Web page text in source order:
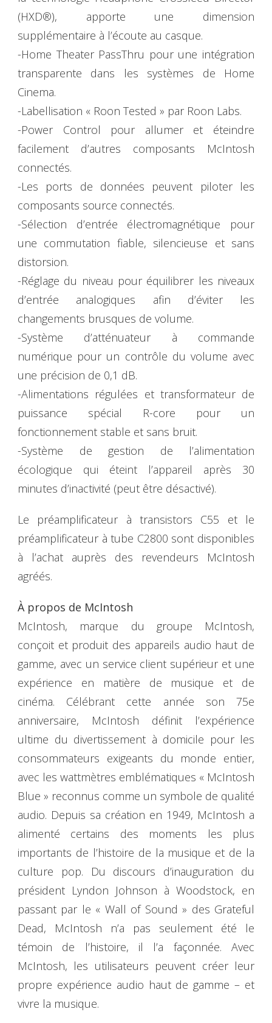
(HXD®), apporte une dimension
supplémentaire à l’écoute au casque.
-Home Theater PassThru pour une intégration
transparente dans les systèmes de Home
Cinema.
-Labellisation « Roon Tested » par Roon Labs.
-Power Control pour allumer et éteindre
facilement d’autres composants McIntosh
connectés.
-Les ports de données peuvent piloter les
composants source connectés.
-Sélection d’entrée électromagnétique pour
une commutation fiable, silencieuse et sans
distorsion.
-Réglage du niveau pour équilibrer les niveaux
d’entrée analogiques afin d’éviter les
changements brusques de volume.
-Système d’atténuateur à commande
numérique pour un contrôle du volume avec
une précision de 0,1 dB.
-Alimentations régulées et transformateur de
puissance spécial R-core pour un
fonctionnement stable et sans bruit.
-Système de gestion de l’alimentation
écologique qui éteint l’appareil après 30
minutes d’inactivité (peut être désactivé).
Le préamplificateur à transistors C55 et le
préamplificateur à tube C2800 sont disponibles
à l’achat auprès des revendeurs McIntosh
agréés.
À propos de McIntosh
McIntosh, marque du groupe McIntosh,
conçoit et produit des appareils audio haut de
gamme, avec un service client supérieur et une
expérience en matière de musique et de
cinéma. Célébrant cette année son 75e
anniversaire, McIntosh définit l’expérience
ultime du divertissement à domicile pour les
consommateurs exigeants du monde entier,
avec les wattmètres emblématiques « McIntosh
Blue » reconnus comme un symbole de qualité
audio. Depuis sa création en 1949, McIntosh a
alimenté certains des moments les plus
importants de l’histoire de la musique et de la
culture pop. Du discours d’inauguration du
président Lyndon Johnson à Woodstock, en
passant par le « Wall of Sound » des Grateful
Dead, McIntosh n’a pas seulement été le
témoin de l’histoire, il l’a façonnée. Avec
McIntosh, les utilisateurs peuvent créer leur
propre expérience audio haut de gamme – et
vivre la musique.